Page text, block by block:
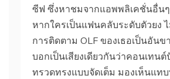
ซีฟ ซึ่งหาชมจากแอพพลิเคชั่นอื่น
หากใครเป็นแฟนคลับระดับตัวยง
การติดตาม OLF ของเธอเป็นอัน
บอกเป็นเสียงเดียวกันว่าคอนเทนต์
ทรวดทรงแบบจัดเต็ม มองเห็นแท